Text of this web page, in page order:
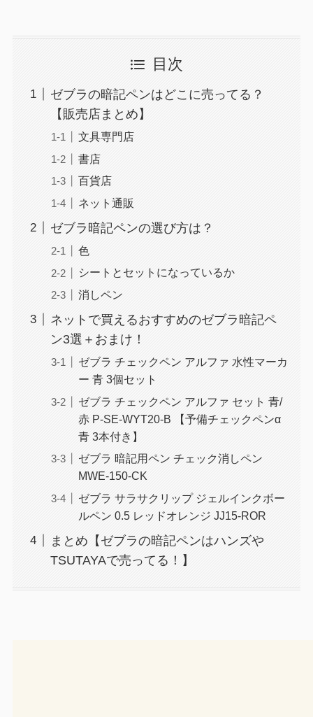
目次
ゼブラの暗記ペンはどこに売ってる？
【販売店まとめ】
文具専門店
書店
百貨店
ネット通販
ゼブラ暗記ペンの選び方は？
色
シートとセットになっているか
消しペン
ネットで買えるおすすめのゼブラ暗記ペ
ン3選＋おまけ！
ゼブラ チェックペン アルファ 水性マーカ
ー 青 3個セット
ゼブラ チェックペン アルファ セット 青/
赤 P-SE-WYT20-B 【予備チェックペンα
青 3本付き】
ゼブラ 暗記用ペン チェック消しペン
MWE-150-CK
ゼブラ サラサクリップ ジェルインクボー
ルペン 0.5 レッドオレンジ JJ15-ROR
まとめ【ゼブラの暗記ペンはハンズや
TSUTAYAで売ってる！】